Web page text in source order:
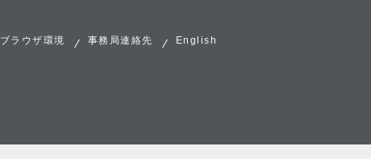
ブラウザ環境 事務局連絡先 English